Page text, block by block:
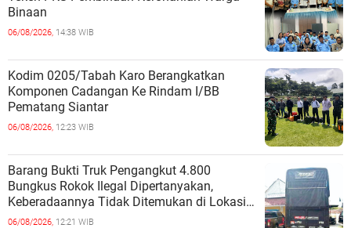
Binaan
06/08/2026, 14:38 WIB
Kodim 0205/Tabah Karo Berangkatkan
Komponen Cadangan Ke Rindam I/BB
Pematang Siantar
06/08/2026, 12:23 WIB
Barang Bukti Truk Pengangkut 4.800
Bungkus Rokok Ilegal Dipertanyakan,
Keberadaannya Tidak Ditemukan di Lokasi
Penyimpanan
06/08/2026, 12:21 WIB